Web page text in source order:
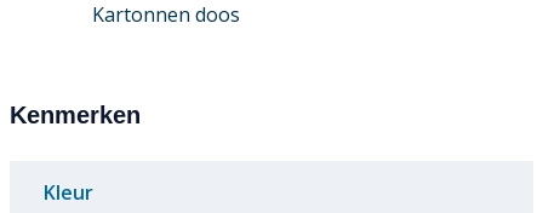
Kartonnen doos
Kenmerken
Kleur